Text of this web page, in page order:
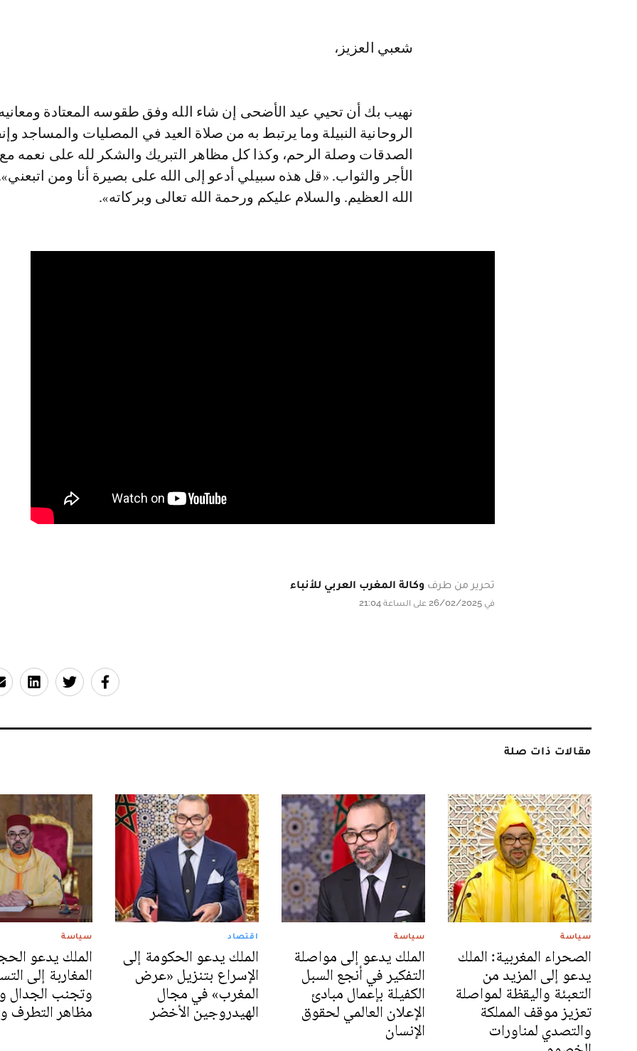
شعبي العزيز،
نهيب بك أن تحيي عيد الأضحى إن شاء الله وفق طقوسه المعتادة
الروحانية النبيلة وما يرتبط به من صلاة العيد في المصليات والمساجد
الصدقات وصلة الرحم، وكذا كل مظاهر التبريك والشكر لله على نعمه
الأجر والثواب. «قل هذه سبيلي أدعو إلى الله على بصيرة أنا ومن
الله العظيم. والسلام عليكم ورحمة الله تعالى وبركاته».
تحرير من طرف وكالة المغرب العربي للأنباء
في 26/02/2025 على الساعة 21:04
مقالات ذات صلة
سياسة
الصحراء المغربية: الملك
يدعو إلى المزيد من
التعبئة واليقظة لمواصلة
تعزيز موقف المملكة
والتصدي لمناورات
سياسة
الملك يدعو إلى مواصلة
التفكير في أنجع السبل
الكفيلة بإعمال مبادئ
الإعلان العالمي لحقوق
الإنسان
اقتصاد
الملك يدعو الحكومة إلى
الإسراع بتنزيل «عرض
المغرب» في مجال
الهيدروجين الأخضر
سياسة
الملك يدعو
المغاربة إلى
وتجنب الجدال
مظاهر التطرف